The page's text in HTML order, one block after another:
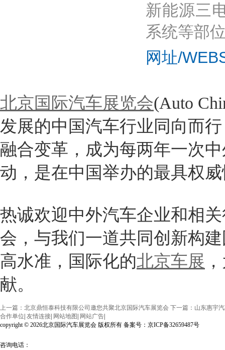
新能源三
系统等部
网址/
北京国际汽车展览会(Auto
发展的中国汽车行业同向而
融合变革，成为每两年一次
动，是在中国举办的最具权
热诚欢迎中外汽车企业和相
会，与我们一道共同创新构
高水准，国际化的北京车展
献。
上一篇：北京鼎恒泰科技有限公司邀您共聚北京国际汽车展览会 下一篇：山东惠宇
合作单位 友情连接 网站地图 网站广告
copyright © 2026北京国际汽车展览会 版权所有 备案号：京ICP备32659487号
咨询电话：